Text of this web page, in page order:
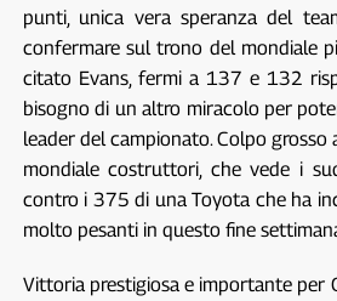
punti, unica vera speranza del
confermare sul trono del mondiale
citato Evans, fermi a 137 e 132
bisogno di un altro miracolo per
leader del campionato. Colpo grosso
mondiale costruttori, che vede i
contro i 375 di una Toyota che ha
molto pesanti in questo fine
Vittoria prestigiosa e importante per